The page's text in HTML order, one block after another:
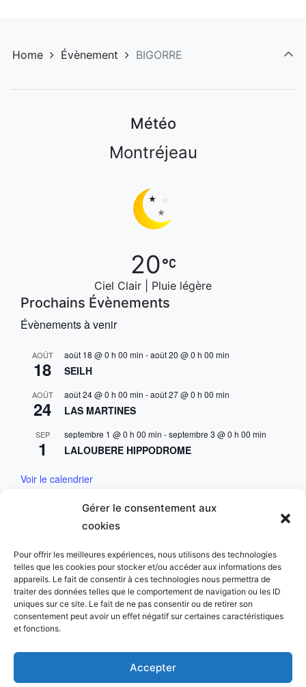
Gérer le consentement aux
cookies
Pour offrir les meilleures expériences, nous utilisons des technologies
telles que les cookies pour stocker et/ou accéder aux informations des
appareils. Le fait de consentir à ces technologies nous permettra de
traiter des données telles que le comportement de navigation ou les ID
uniques sur ce site. Le fait de ne pas consentir ou de retirer son
consentement peut avoir un effet négatif sur certaines caractéristiques
et fonctions.
Accepter
Home Évènement BIGORRE
Météo
Montréjeau
20
Ciel Clair | Pluie légère
Prochains Évènements
Évènements à venir
AOÛT
18
août 18 @ 0 h 00 min -août 20 @ 0 h 00 min
SEILH
AOÛT
24
août 24 @ 0 h 00 min -août 27 @ 0 h 00 min
LAS MARTINES
SEP
1
septembre 1 @ 0 h 00 min -septembre 3 @ 0 h 00 min
LALOUBERE HIPPODROME
Voir le calendrier
Mentions & Conditions
Charte des données personnelles
Copyright © 2023 Golf du Comminges. All Rights